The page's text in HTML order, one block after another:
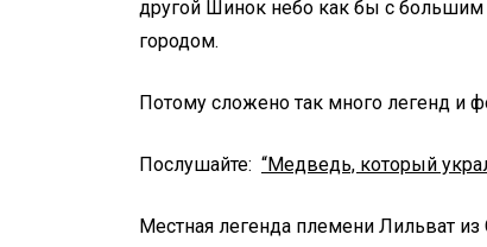
другой Шинок небо как бы с
городом.
Потому сложено так много легенд и
Послушайте: “Медведь, который
Местная легенда племени Лильват